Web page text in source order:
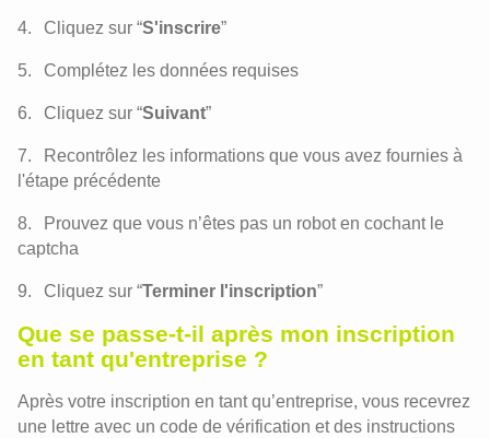
Cliquez sur “S'inscrire”
Complétez les données requises
Cliquez sur “Suivant”
Recontrôlez les informations que vous avez fournies à
l'étape précédente
Prouvez que vous n’êtes pas un robot en cochant le
captcha
Cliquez sur “Terminer l'inscription”
Que se passe-t-il après mon inscription
en tant qu'entreprise ?
Après votre inscription en tant qu’entreprise, vous recevrez
une lettre avec un code de vérification et des instructions